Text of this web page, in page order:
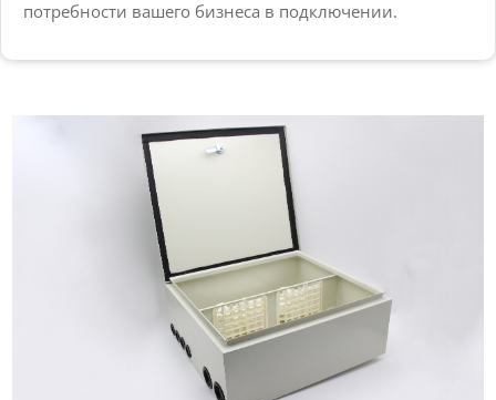
потребности вашего бизнеса в подключении.